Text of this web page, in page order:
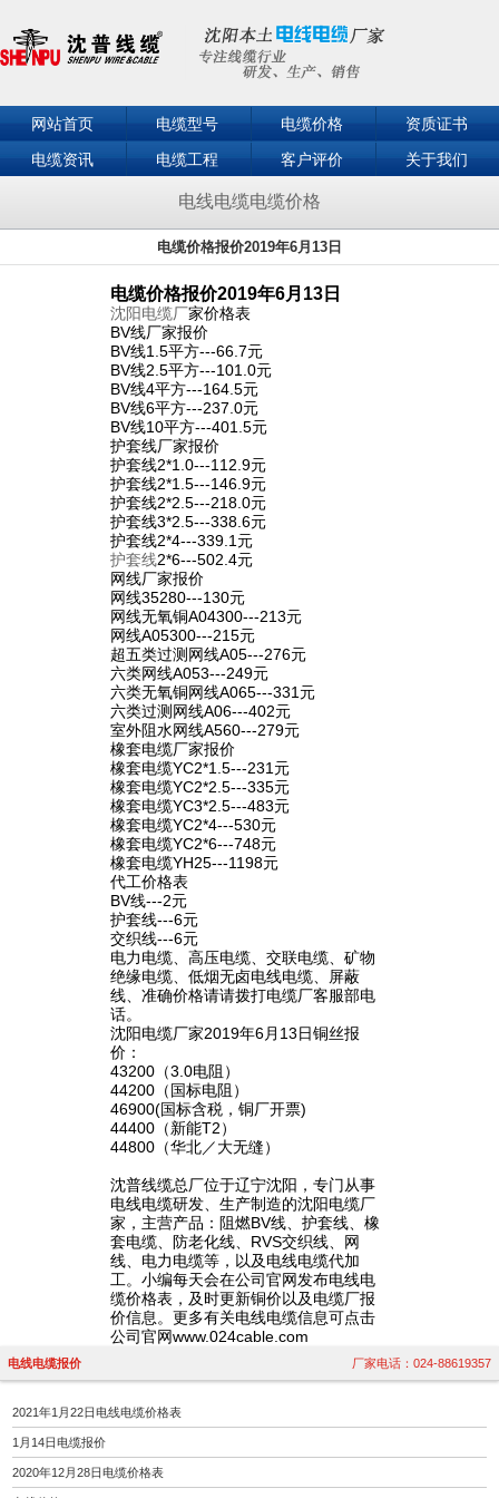
网站首页 电缆型号 电缆价格
资质证书
电缆资讯
电缆工程 客户评价
关于我们
电线电缆电缆价格
电缆价格报价2019年6月13日
电缆价格报价2019年6月13日
沈阳电缆厂家价格表
BV线厂家报价
BV线1.5平方---66.7元
BV线2.5平方---101.0元
BV线4平方---164.5元
BV线6平方---237.0元
BV线10平方---401.5元
护套线厂家报价
护套线2*1.0---112.9元
护套线2*1.5---146.9元
护套线2*2.5---218.0元
护套线3*2.5---338.6元
护套线2*4---339.1元
护套线2*6---502.4元
网线厂家报价
网线35280---130元
网线无氧铜A04300---213元
网线A05300---215元
超五类过测网线A05---276元
六类网线A053---249元
六类无氧铜网线A065---331元
六类过测网线A06---402元
室外阻水网线A560---279元
橡套电缆厂家报价
橡套电缆YC2*1.5---231元
橡套电缆YC2*2.5---335元
橡套电缆YC3*2.5---483元
橡套电缆YC2*4---530元
橡套电缆YC2*6---748元
橡套电缆YH25---1198元
代工价格表
BV线---2元
护套线---6元
交织线---6元
电力电缆、高压电缆、交联电缆、矿物
绝缘电缆、低烟无卤电线电缆、屏蔽
线、准确价格请请拨打电缆厂客服部电
话。
沈阳电缆厂家2019年6月13日铜丝报
价：
43200（3.0电阻）
44200（国标电阻）
46900(国标含税，铜厂开票)
44400（新能T2）
44800（华北／大无缝）
沈普线缆总厂位于辽宁沈阳，专门从事
电线电缆研发、生产制造的沈阳电缆厂
家，主营产品：阻燃BV线、护套线、橡
套电缆、防老化线、RVS交织线、网
线、电力电缆等，以及电线电缆代加
工。小编每天会在公司官网发布电线电
缆价格表，及时更新铜价以及电缆厂报
价信息。更多有关电线电缆信息可点击
公司官网www.024cable.com
电线电缆报价 厂家电话：024-88619357
2021年1月22日电线电缆价格表
1月14日电缆报价
2020年12月28日电缆价格表